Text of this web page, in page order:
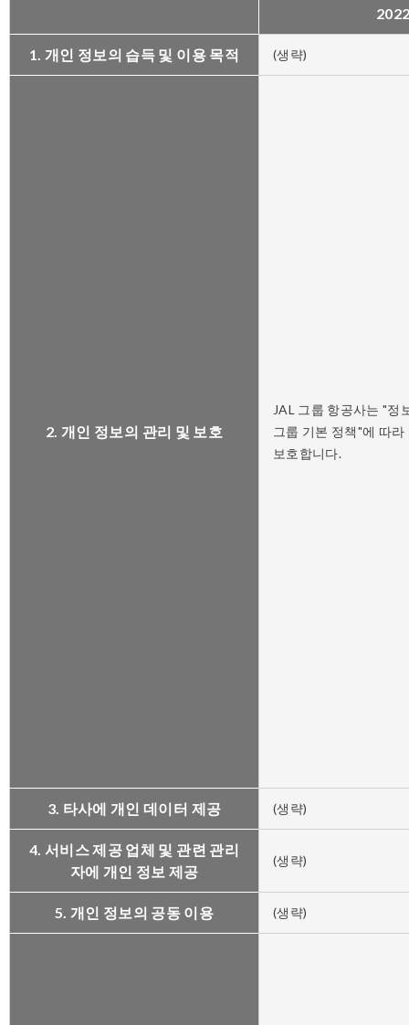
1. 개인 정보의 습득 및 이용 목적 (생략)
2. 개인 정보의 관리 및 보호
JAL 그룹 항공사는 "정
그룹 기본 정책"에 따
보호합니다.
3. 타사에 개인 데이터 제공 (생략)
4. 서비스 제공 업체 및 관련 관리
자에 개인 정보 제공
(생략)
5. 개인 정보의 공동 이용 (생략)